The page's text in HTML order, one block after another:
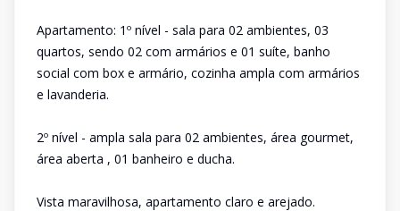
Apartamento: 1º nível - sala para 02 ambientes, 03
quartos, sendo 02 com armários e 01 suíte, banho
social com box e armário, cozinha ampla com armários
e lavanderia.
2º nível - ampla sala para 02 ambientes, área gourmet,
área aberta , 01 banheiro e ducha.
Vista maravilhosa, apartamento claro e arejado.